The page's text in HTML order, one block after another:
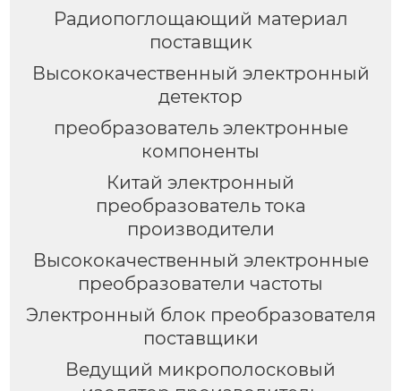
Радиопоглощающий материал
поставщик
Высококачественный электронный
детектор
преобразователь электронные
компоненты
Китай электронный
преобразователь тока
производители
Высококачественный электронные
преобразователи частоты
Электронный блок преобразователя
поставщики
Ведущий микрополосковый